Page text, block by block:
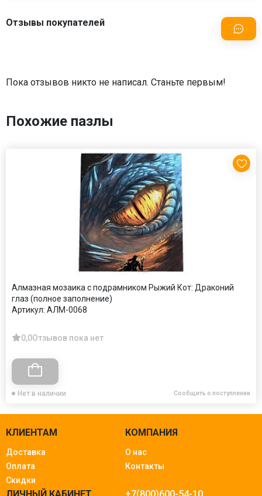
Отзывы покупателей
Пока отзывов никто не написал. Станьте первым!
Похожие пазлы
Алмазная мозаика с подрамником Рыжий Кот: Драконий
глаз (полное заполнение)
Артикул: АЛМ-0068
0,0Отзывов пока нет
Нет в наличии Сообщить о поступлении
КЛИЕНТАМ
Доставка
Оплата
Скидки
КОМПАНИЯ
О нас
Контакты